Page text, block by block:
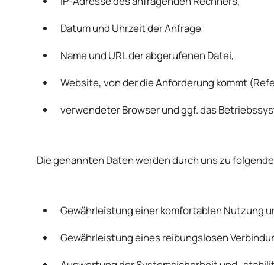
Datum und Uhrzeit der Anfrage
Name und URL der abgerufenen Datei,
Website, von der die Anforderung kommt
verwendeter Browser und ggf. das
Die genannten Daten werden durch uns zu
Gewährleistung einer komfortablen Nutzung
Gewährleistung eines reibungslosen